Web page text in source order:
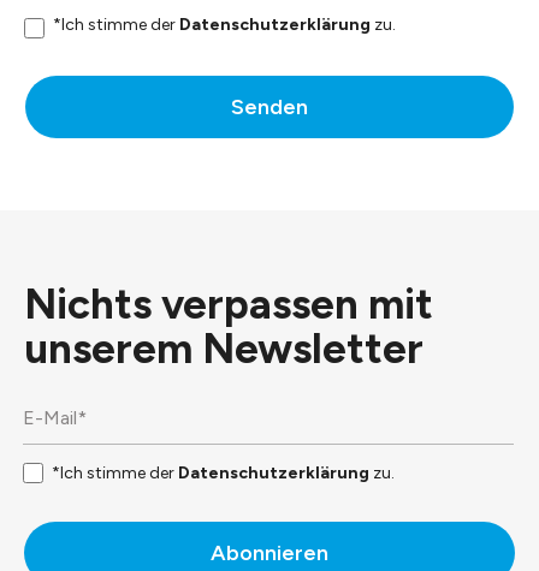
*Ich stimme der Datenschutzerklärung zu.
Senden
Nichts verpassen mit
unserem Newsletter
*Ich stimme der Datenschutzerklärung zu.
Abonnieren